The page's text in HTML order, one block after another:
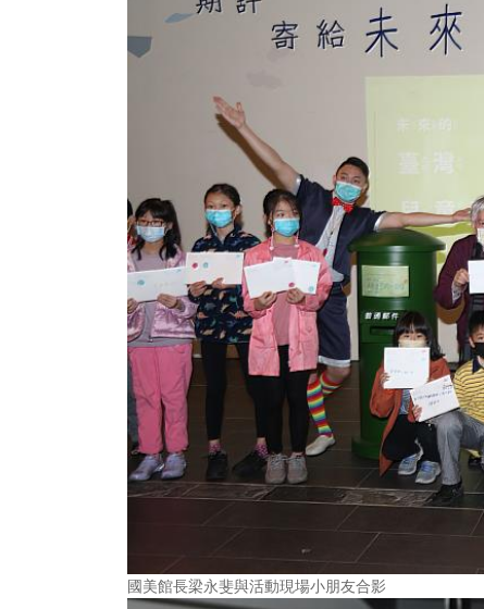
國美館長梁永斐與活動現場小朋友合影